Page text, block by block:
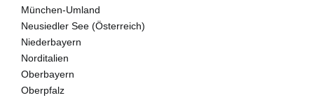
München-Umland
Neusiedler See (Österreich)
Niederbayern
Norditalien
Oberbayern
Oberpfalz